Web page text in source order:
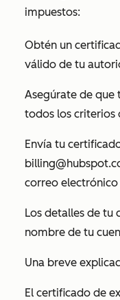
impuestos:
Obtén un
válido de tu
Asegúrate de que
todos los criterios
Envía tu
correo
Los detalles de tu
nombre de tu
Una breve
El certificado de